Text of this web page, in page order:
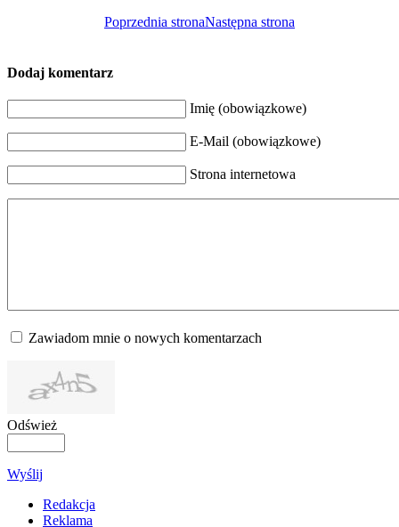
Poprzednia stronaNastępna strona
Dodaj komentarz
Imię (obowiązkowe)
E-Mail (obowiązkowe)
Strona internetowa
Zawiadom mnie o nowych komentarzach
Odśwież
Wyślij
Redakcja
Reklama